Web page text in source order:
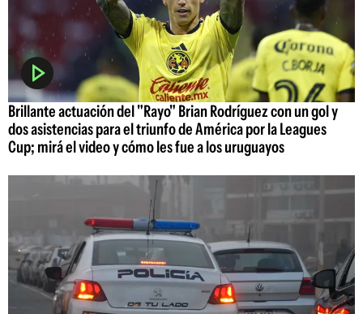
Brillante actuación del "Rayo" Brian Rodríguez con un gol y
dos asistencias para el triunfo de América por la Leagues
Cup; mirá el video y cómo les fue a los uruguayos